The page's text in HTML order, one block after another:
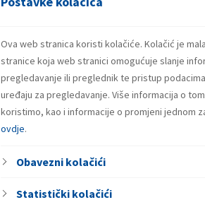
Ova web stranica koristi kolačiće. Kolačić je
stranice koja web stranici omogućuje slanje
pregledavanje ili preglednik te pristup
uređaju za pregledavanje. Više informacija o
koristimo, kao i informacije o promjeni jednom
ovdje.
Obavezni kolačići
Statistički kolačići